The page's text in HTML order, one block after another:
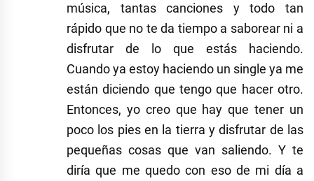
música, tantas canciones y todo tan
rápido que no te da tiempo a saborear ni a
disfrutar de lo que estás haciendo.
Cuando ya estoy haciendo un single ya me
están diciendo que tengo que hacer otro.
Entonces, yo creo que hay que tener un
poco los pies en la tierra y disfrutar de las
pequeñas cosas que van saliendo. Y te
diría que me quedo con eso de mi día a